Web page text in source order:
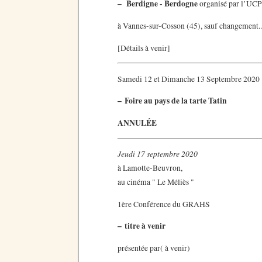
– Berdigne - Berdogneorganisé par
à Vannes-sur-Cosson (45), sauf
[Détails à venir]
Samedi 12 et Dimanche 13 Septembre 2020
– Foire au pays de la tarte Tatin
ANNULÉE
Jeudi 17 septembre 2020
à Lamotte-Beuvron,
au cinéma " Le Méliès "
1ère Conférence du GRAHS
– titre à venir
présentée par( à venir)